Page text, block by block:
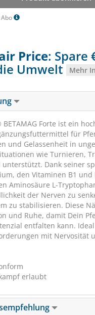
Price: Spare
Umwelt Mehr
BETAMAG Forte ist ein
für
und Gelassenheit in
wie Turnieren,
unterstützt. Dank seiner
den Vitaminen B1 und
Aminosäure L-
der Nerven zu
zu stabilisieren. Diese
und Ruhe, damit Dein
entfalten kann.
mit Nervosität
erlaubt